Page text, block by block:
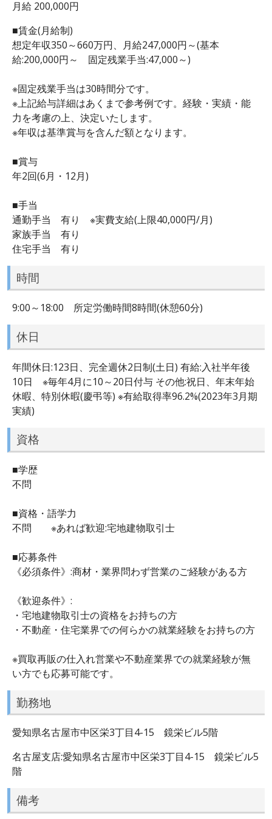
月給 200,000円
■賃金(月給制)
想定年収350～660万円、月給247,000円～(基本
給:200,000円～ 固定残業手当:47,000～)
※固定残業手当は30時間分です。
※上記給与詳細はあくまで参考例です。経験・実績・能
力を考慮の上、決定いたします。
※年収は基準賞与を含んだ額となります。
■賞与
年2回(6月・12月)
■手当
通勤手当 有り ※実費支給(上限40,000円/月)
家族手当 有り
住宅手当 有り
時間
9:00～18:00 所定労働時間8時間(休憩60分)
休日
年間休日:123日、完全週休2日制(土日) 有給:入社半年後
10日 ※毎年4月に10～20日付与 その他:祝日、年末年始
休暇、特別休暇(慶弔等) ※有給取得率96.2%(2023年3月期
実績)
資格
■学歴
不問
■資格・語学力
不問 ※あれば歓迎:宅地建物取引士
■応募条件
《必須条件》:商材・業界問わず営業のご経験がある方
《歓迎条件》:
・宅地建物取引士の資格をお持ちの方
・不動産・住宅業界での何らかの就業経験をお持ちの方
※買取再販の仕入れ営業や不動産業界での就業経験が無
い方でも応募可能です。
勤務地
愛知県名古屋市中区栄3丁目4-15 鏡栄ビル5階
名古屋支店:愛知県名古屋市中区栄3丁目4-15 鏡栄ビル5
階
備考